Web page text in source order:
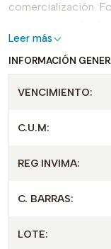
comercialización.
Puntos clave:
Presentación:
Registro
manejo sencillo.
Consultar el
Leer más
INFORMACIÓN
VENCIMIENTO:
C.U.M:
REG INVIMA:
C. BARRAS:
LOTE: